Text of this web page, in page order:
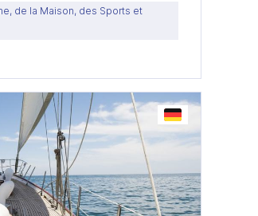
de la Maison, des Sports et